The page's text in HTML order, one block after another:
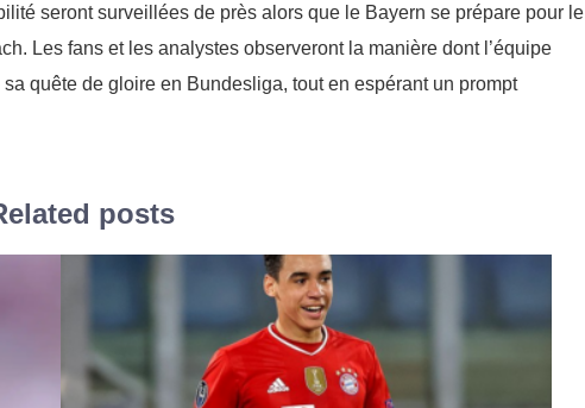
seront surveillées de près alors que le Bayern se prépare pour le
Les fans et les analystes observeront la manière dont l’équipe
quête de gloire en Bundesliga, tout en espérant un prompt
posts